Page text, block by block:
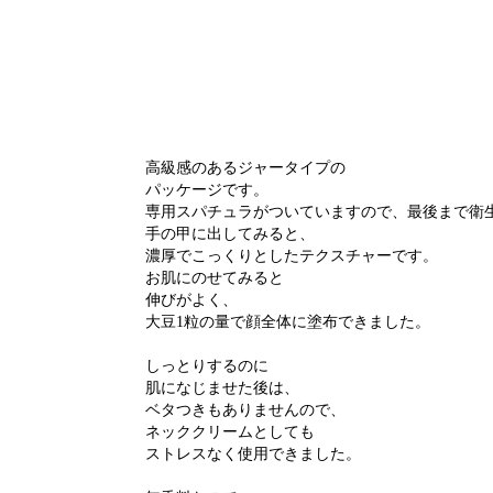
高級感のあるジャータイプの
パッケージです。
専用スパチュラがついていますので、最後まで衛
手の甲に出してみると、
濃厚でこっくりとしたテクスチャーです。
お肌にのせてみると
伸びがよく、
大豆1粒の量で顔全体に塗布できました。
しっとりするのに
肌になじませた後は、
ベタつきもありませんので、
ネッククリームとしても
ストレスなく使用できました。